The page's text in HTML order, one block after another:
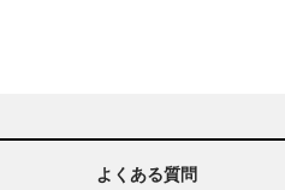
よくある質問